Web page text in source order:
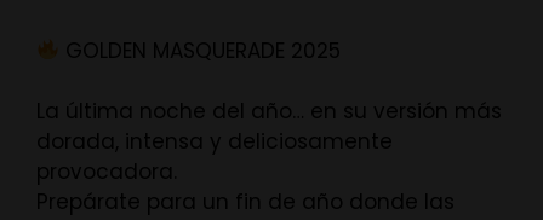
GOLDEN MASQUERADE 2025
La última noche del año… en su versión más
dorada, intensa y deliciosamente
provocadora.
Prepárate para un fin de año donde las